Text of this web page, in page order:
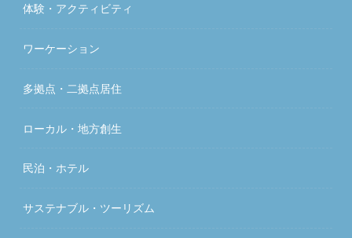
体験・アクティビティ
ワーケーション
多拠点・二拠点居住
ローカル・地方創生
民泊・ホテル
サステナブル・ツーリズム